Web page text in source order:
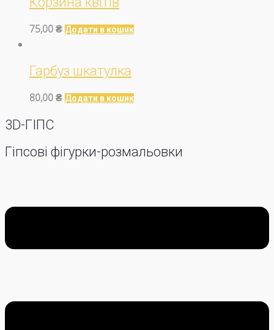
75,00₴ Додати в кошик
Гарбуз шкатулка
80,00₴ Додати в кошик
3D-ГІПС
Гіпсові фігурки-розмальовки